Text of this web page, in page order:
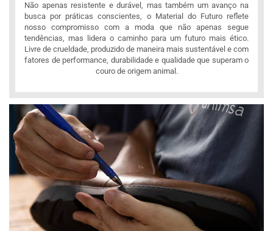
Não apenas resistente e durável, mas também um avanço na
busca por práticas conscientes, o Material do Futuro reflete
nosso compromisso com a moda que não apenas segue
tendências, mas lidera o caminho para um futuro mais ético.
Livre de crueldade, produzido de maneira mais sustentável e com
fatores de performance, durabilidade e qualidade que superam o
couro de origem animal.